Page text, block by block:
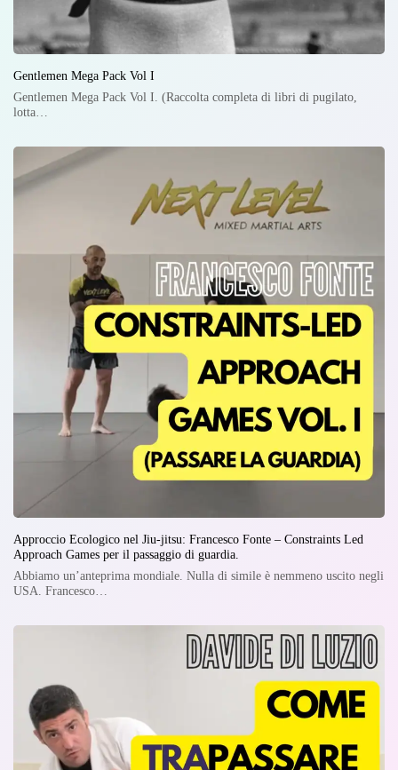
Gentlemen Mega Pack Vol I
Gentlemen Mega Pack Vol I. (Raccolta completa di libri di pugilato,
lotta…
Approccio Ecologico nel Jiu-jitsu: Francesco Fonte – Constraints Led
Approach Games per il passaggio di guardia.
Abbiamo un’anteprima mondiale. Nulla di simile è nemmeno uscito negli
USA. Francesco…